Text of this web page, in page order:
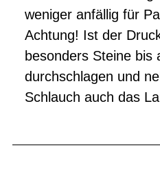
weniger anfällig für
Achtung! Ist der
besonders Steine bis
durchschlagen und
Schlauch auch das